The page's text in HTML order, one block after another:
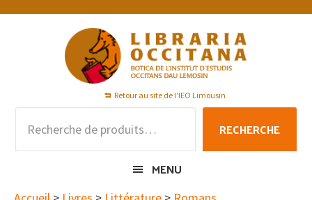
Passer
Passer
Passer
Retour au site de l'IEO Limousin
pour :
RECHERCHE
MENU